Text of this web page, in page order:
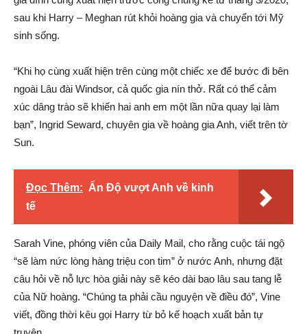
sau khi Harry – Meghan rút khỏi hoàng gia và chuyển tới Mỹ
sinh sống.
“Khi họ cùng xuất hiện trên cùng một chiếc xe để bước đi bên
ngoài Lâu đài Windsor, cả quốc gia nín thở. Rất có thể cảm
xúc dâng trào sẽ khiến hai anh em một lần nữa quay lại làm
bạn”, Ingrid Seward, chuyên gia về hoàng gia Anh, viết trên tờ
Sun.
Đọc Thêm: Ấn Độ vượt Anh về kinh
tế
Sarah Vine, phóng viên của Daily Mail, cho rằng cuộc tái ngộ
“sẽ làm nức lòng hàng triệu con tim” ở nước Anh, nhưng đặt
câu hỏi về nỗ lực hòa giải này sẽ kéo dài bao lâu sau tang lễ
của Nữ hoàng. “Chúng ta phải cầu nguyện về điều đó”, Vine
viết, đồng thời kêu gọi Harry từ bỏ kế hoạch xuất bản tự